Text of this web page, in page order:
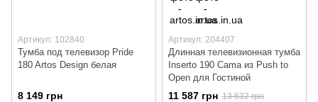
Артикул: 102840
Тумба под телевизор Pride
180 Artos Design белая
8 149 грн
Артикул: 204407
Длинная телевизионная тумба
Inserto 190 Cama из Push to
Open для Гостиной
11 587 грн 13 632 грн